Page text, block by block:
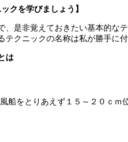
クを学びましょう】
、是非覚えておきたい基本的な
テクニックの名称は私が勝手に
は
船をとりあえず１５～２０ｃｍ